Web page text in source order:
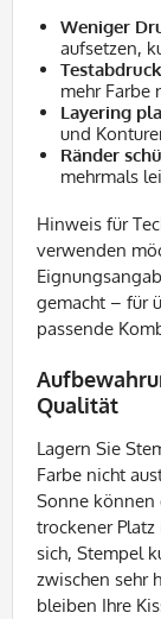
Weniger
aufsetzen,
mehr Farbe
Layering
und
Ränder
mehrmals
Hinweis für
verwenden
gemacht – für
passende
Qualität
Lagern Sie
Farbe nicht
Sonne können
trockener
sich, Stempel
zwischen sehr
bleiben Ihre